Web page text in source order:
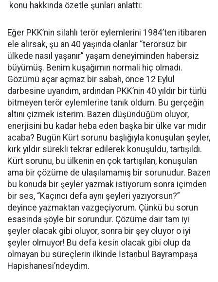
konu hakkında özetle şunları anlattı:
Eğer PKK’nin silahlı terör eylemlerini 1984’ten itibaren
ele alırsak, şu an 40 yaşında olanlar “terörsüz bir
ülkede nasıl yaşanır” yaşam deneyiminden habersiz
büyümüş. Benim kuşağımın normali hiç olmadı.
Gözümü açar açmaz bir sabah, önce 12 Eylül
darbesine uyandım, ardından PKK’nin 40 yıldır bir türlü
bitmeyen terör eylemlerine tanık oldum. Bu gerçeğin
altını çizmek isterim. Bazen düşündüğüm oluyor,
enerjisini bu kadar heba eden başka bir ülke var mıdır
acaba? Bugün Kürt sorunu başlığıyla konuşulan şeyler,
kırk yıldır sürekli tekrar edilerek konuşuldu, tartışıldı.
Kürt sorunu, bu ülkenin en çok tartışılan, konuşulan
ama bir çözüme de ulaşılamamış bir sorunudur. Bazen
bu konuda bir şeyler yazmak istiyorum sonra içimden
bir ses, “Kaçıncı defa aynı şeyleri yazıyorsun?”
deyince yazmaktan vazgeçiyorum. Çünkü bu sorun
esasında şöyle bir sorundur. Çözüme dair tam iyi
şeyler olacak gibi oluyor, sonra bir şey oluyor o iyi
şeyler olmuyor! Bu defa kesin olacak gibi olup da
olmayan bu süreçlerin ilkinde İstanbul Bayrampaşa
Hapishanesi’ndeydim.